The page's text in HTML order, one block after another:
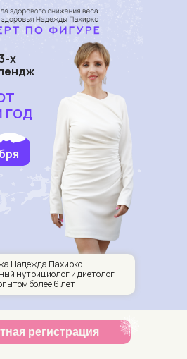
х
ГОД
Надежда Пахирко
нутрициолог и диетолог
более 6 лет
регистрация